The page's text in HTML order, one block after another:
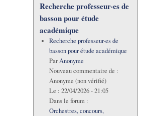
Recherche professeur·es de
basson pour étude
académique
Recherche professeur·es de
basson pour étude académique
ParAnonyme
Nouveau commentaire de :
Anonyme (non vérifié)
Le : 22/04/2026 - 21:05
Dans le forum :
Orchestres, concours,